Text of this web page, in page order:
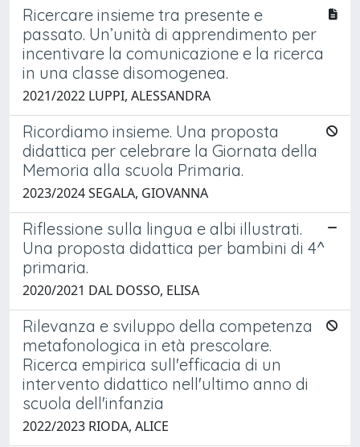
Ricercare insieme tra presente e
passato. Un’unità di apprendimento per
incentivare la comunicazione e la ricerca
in una classe disomogenea.
2021/2022 LUPPI, ALESSANDRA
Ricordiamo insieme. Una proposta
didattica per celebrare la Giornata della
Memoria alla scuola Primaria.
2023/2024 SEGALA, GIOVANNA
Riflessione sulla lingua e albi illustrati.
Una proposta didattica per bambini di 4^
primaria.
2020/2021 DAL DOSSO, ELISA
Rilevanza e sviluppo della competenza
metafonologica in età prescolare.
Ricerca empirica sull'efficacia di un
intervento didattico nell'ultimo anno di
scuola dell'infanzia
2022/2023 RIODA, ALICE